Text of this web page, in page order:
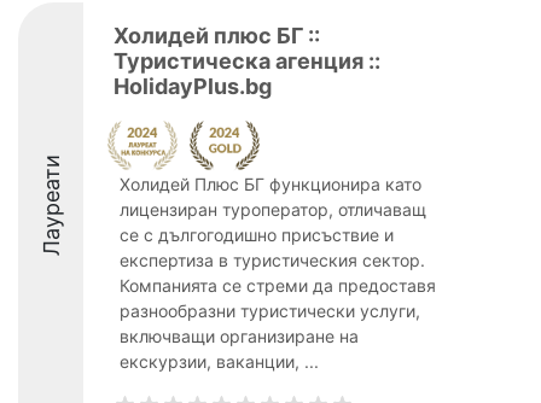
Лауреати
Холидей плюс БГ ::
Туристическа агенция ::
HolidayPlus.bg
Холидей Плюс БГ функционира като
лицензиран туроператор, отличаващ
се с дългогодишно присъствие и
експертиза в туристическия сектор.
Компанията се стреми да предоставя
разнообразни туристически услуги,
включващи организиране на
екскурзии, ваканции, ...